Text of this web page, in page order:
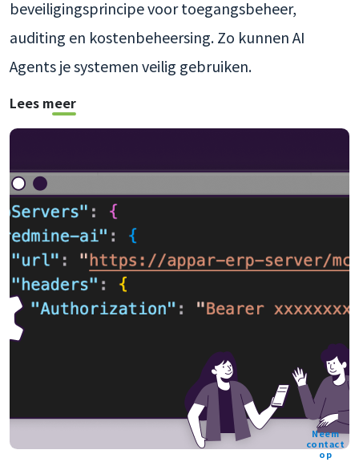
beveiligingsprincipe voor toegangsbeheer,
auditing en kostenbeheersing. Zo kunnen AI
Agents je systemen veilig gebruiken.
Lees meer
Neem
contact
op